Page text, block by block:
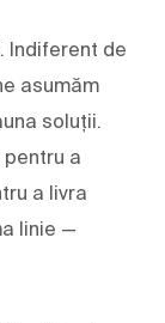
Indiferent de
asumăm
soluții.
a
a livra
linie —